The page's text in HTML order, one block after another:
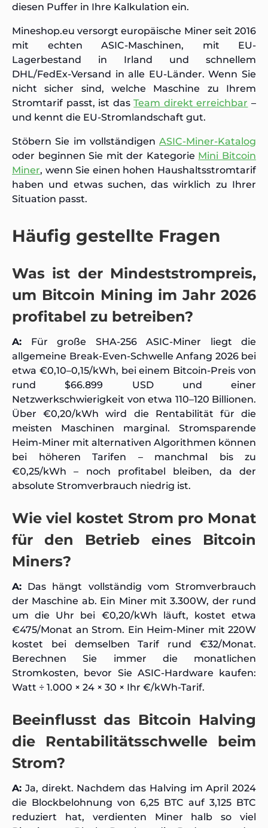
diesen Puffer in Ihre Kalkulation ein.
Mineshop.eu versorgt europäische Miner seit 2016
mit echten ASIC-Maschinen, mit EU-
Lagerbestand in Irland und schnellem
DHL/FedEx-Versand in alle EU-Länder. Wenn Sie
nicht sicher sind, welche Maschine zu Ihrem
Stromtarif passt, ist dasTeam direkt erreichbar –
und kennt die EU-Stromlandschaft gut.
Stöbern Sie im vollständigen ASIC-Miner-Katalog
oder beginnen Sie mit der Kategorie Mini Bitcoin
Miner, wenn Sie einen hohen Haushaltsstromtarif
haben und etwas suchen, das wirklich zu Ihrer
Situation passt.
Häufig gestellte Fragen
Was ist der Mindeststrompreis,
um Bitcoin Mining im Jahr 2026
profitabel zu betreiben?
A: Für große SHA-256 ASIC-Miner liegt die
allgemeine Break-Even-Schwelle Anfang 2026 bei
etwa €0,10–0,15/kWh, bei einem Bitcoin-Preis von
rund $66.899 USD und einer
Netzwerkschwierigkeit von etwa 110–120 Billionen.
Über €0,20/kWh wird die Rentabilität für die
meisten Maschinen marginal. Stromsparende
Heim-Miner mit alternativen Algorithmen können
bei höheren Tarifen – manchmal bis zu
€0,25/kWh – noch profitabel bleiben, da der
absolute Stromverbrauch niedrig ist.
Wie viel kostet Strom pro Monat
für den Betrieb eines Bitcoin
Miners?
A: Das hängt vollständig vom Stromverbrauch
der Maschine ab. Ein Miner mit 3.300W, der rund
um die Uhr bei €0,20/kWh läuft, kostet etwa
€475/Monat an Strom. Ein Heim-Miner mit 220W
kostet bei demselben Tarif rund €32/Monat.
Berechnen Sie immer die monatlichen
Stromkosten, bevor Sie ASIC-Hardware kaufen:
Watt ÷ 1.000 × 24 × 30 × Ihr €/kWh-Tarif.
Beeinflusst das Bitcoin Halving
die Rentabilitätsschwelle beim
Strom?
A: Ja, direkt. Nachdem das Halving im April 2024
die Blockbelohnung von 6,25 BTC auf 3,125 BTC
reduziert hat, verdienten Miner halb so viel